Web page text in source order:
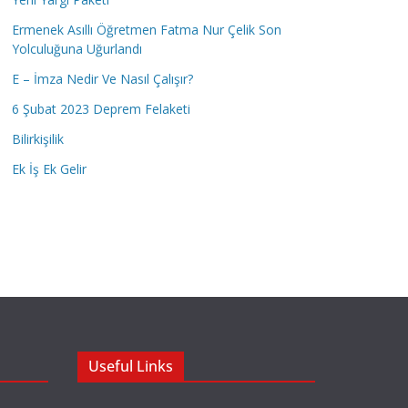
Ermenek Asıllı Öğretmen Fatma Nur Çelik Son
Yolculuğuna Uğurlandı
E – İmza Nedir Ve Nasıl Çalışır?
6 Şubat 2023 Deprem Felaketi
Bilirkişilik
Ek İş Ek Gelir
Useful Links